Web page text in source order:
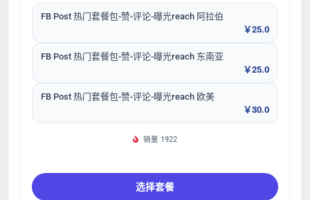
FB Post 热门套餐包-赞-评论-曝光reach 阿拉伯
￥25.0
FB Post 热门套餐包-赞-评论-曝光reach 东南亚
￥25.0
FB Post 热门套餐包-赞-评论-曝光reach 欧美
￥30.0
销量 1922
选择套餐